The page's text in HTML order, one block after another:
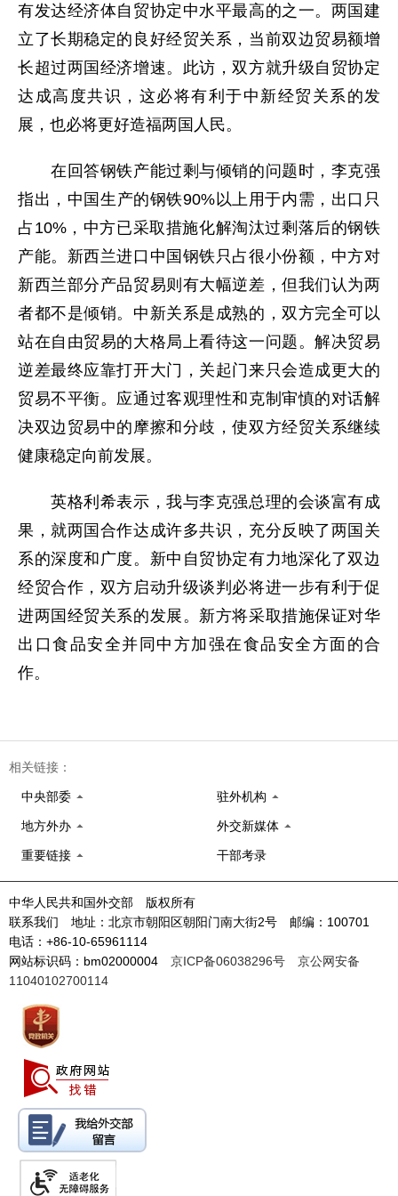
有发达经济体自贸协定中水平最高的之一。两国建
立了长期稳定的良好经贸关系，当前双边贸易额增
长超过两国经济增速。此访，双方就升级自贸协定
达成高度共识，这必将有利于中新经贸关系的发
展，也必将更好造福两国人民。
在回答钢铁产能过剩与倾销的问题时，李克强
指出，中国生产的钢铁90%以上用于内需，出口只
占10%，中方已采取措施化解淘汰过剩落后的钢铁
产能。新西兰进口中国钢铁只占很小份额，中方对
新西兰部分产品贸易则有大幅逆差，但我们认为两
者都不是倾销。中新关系是成熟的，双方完全可以
站在自由贸易的大格局上看待这一问题。解决贸易
逆差最终应靠打开大门，关起门来只会造成更大的
贸易不平衡。应通过客观理性和克制审慎的对话解
决双边贸易中的摩擦和分歧，使双方经贸关系继续
健康稳定向前发展。
英格利希表示，我与李克强总理的会谈富有成
果，就两国合作达成许多共识，充分反映了两国关
系的深度和广度。新中自贸协定有力地深化了双边
经贸合作，双方启动升级谈判必将进一步有利于促
进两国经贸关系的发展。新方将采取措施保证对华
出口食品安全并同中方加强在食品安全方面的合
作。
相关链接：
中央部委 驻外机构
地方外办 外交新媒体
重要链接 干部考录
中华人民共和国外交部 版权所有
联系我们 地址：北京市朝阳区朝阳门南大街2号 邮编：100701
电话：+86-10-65961114
网站标识码：bm02000004 京ICP备06038296号
京公网安备
11040102700114